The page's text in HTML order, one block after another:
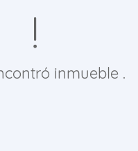
inmueble .